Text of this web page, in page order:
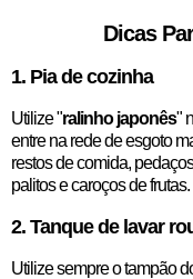
Dicas
1. Pia de cozinha
Utilize "ralinho japonês"
entre na rede de esgoto
restos de comida,
palitos e caroços de frutas.
2. Tanque de lavar
Utilize sempre o tampão